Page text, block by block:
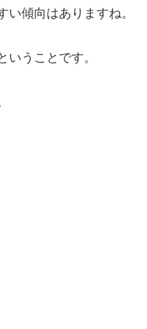
傾向はありますね。
うことです。